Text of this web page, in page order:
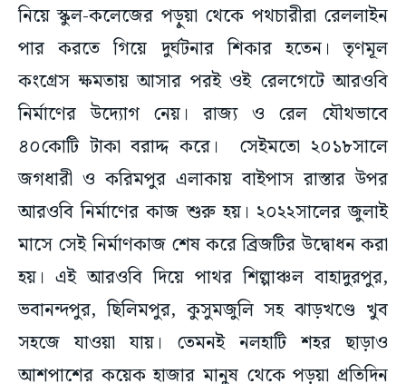
নিয়ে স্কুল-কলেজের পড়ুয়া থেকে পথচারীরা রেললাইন
পার করতে গিয়ে দুর্ঘটনার শিকার হতেন। তৃণমূল
কংগ্রেস ক্ষমতায় আসার পরই ওই রেলগেটে আরওবি
নির্মাণের উদ্যোগ নেয়। রাজ্য ও রেল যৌথভাবে
৪০কোটি টাকা বরাদ্দ করে। সেইমতো ২০১৮সালে
জগধারী ও করিমপুর এলাকায় বাইপাস রাস্তার উপর
আরওবি নির্মাণের কাজ শুরু হয়। ‌২০২২সালের জুলাই
মাসে সেই নির্মাণকাজ শেষ করে ব্রিজটির উদ্বোধন করা
হয়। এই আরওবি দিয়ে পাথর শিল্পাঞ্চল বাহাদুরপুর,
ভবানন্দপুর, ছিলিমপুর, কুসুমজুলি সহ ঝাড়খণ্ডে খুব
সহজে যাওয়া যায়। তেমনই নলহাটি শহর ছাড়াও
আশপাশের কয়েক হাজার মানুষ থেকে ‌‌পড়ুয়া প্রতিদিন